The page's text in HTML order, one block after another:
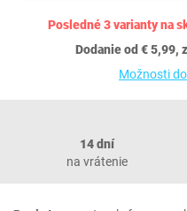
Posledné 3 varianty na
Dodanie od € 5,99,
Možnosti
14 dní
na vrátenie